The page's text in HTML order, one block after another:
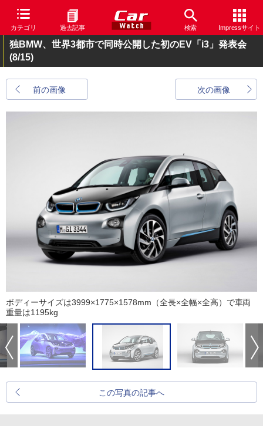
カテゴリ 過去記事 検索 Impressサイト
独BMW、世界3都市で同時公開した初のEV「i3」発表会
(8/15)
前の画像 次の画像
ボディーサイズは3999×1775×1578mm（全長×全幅×全高）で車両
重量は1195kg
この写真の記事へ